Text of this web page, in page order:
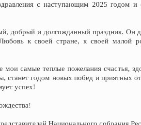
с наступающим 2025 годом
добрый и долгожданный праздник. Он
к своей стране, к своей
мои самые теплые пожелания счастья,
станет годом новых побед и приятных
успех!